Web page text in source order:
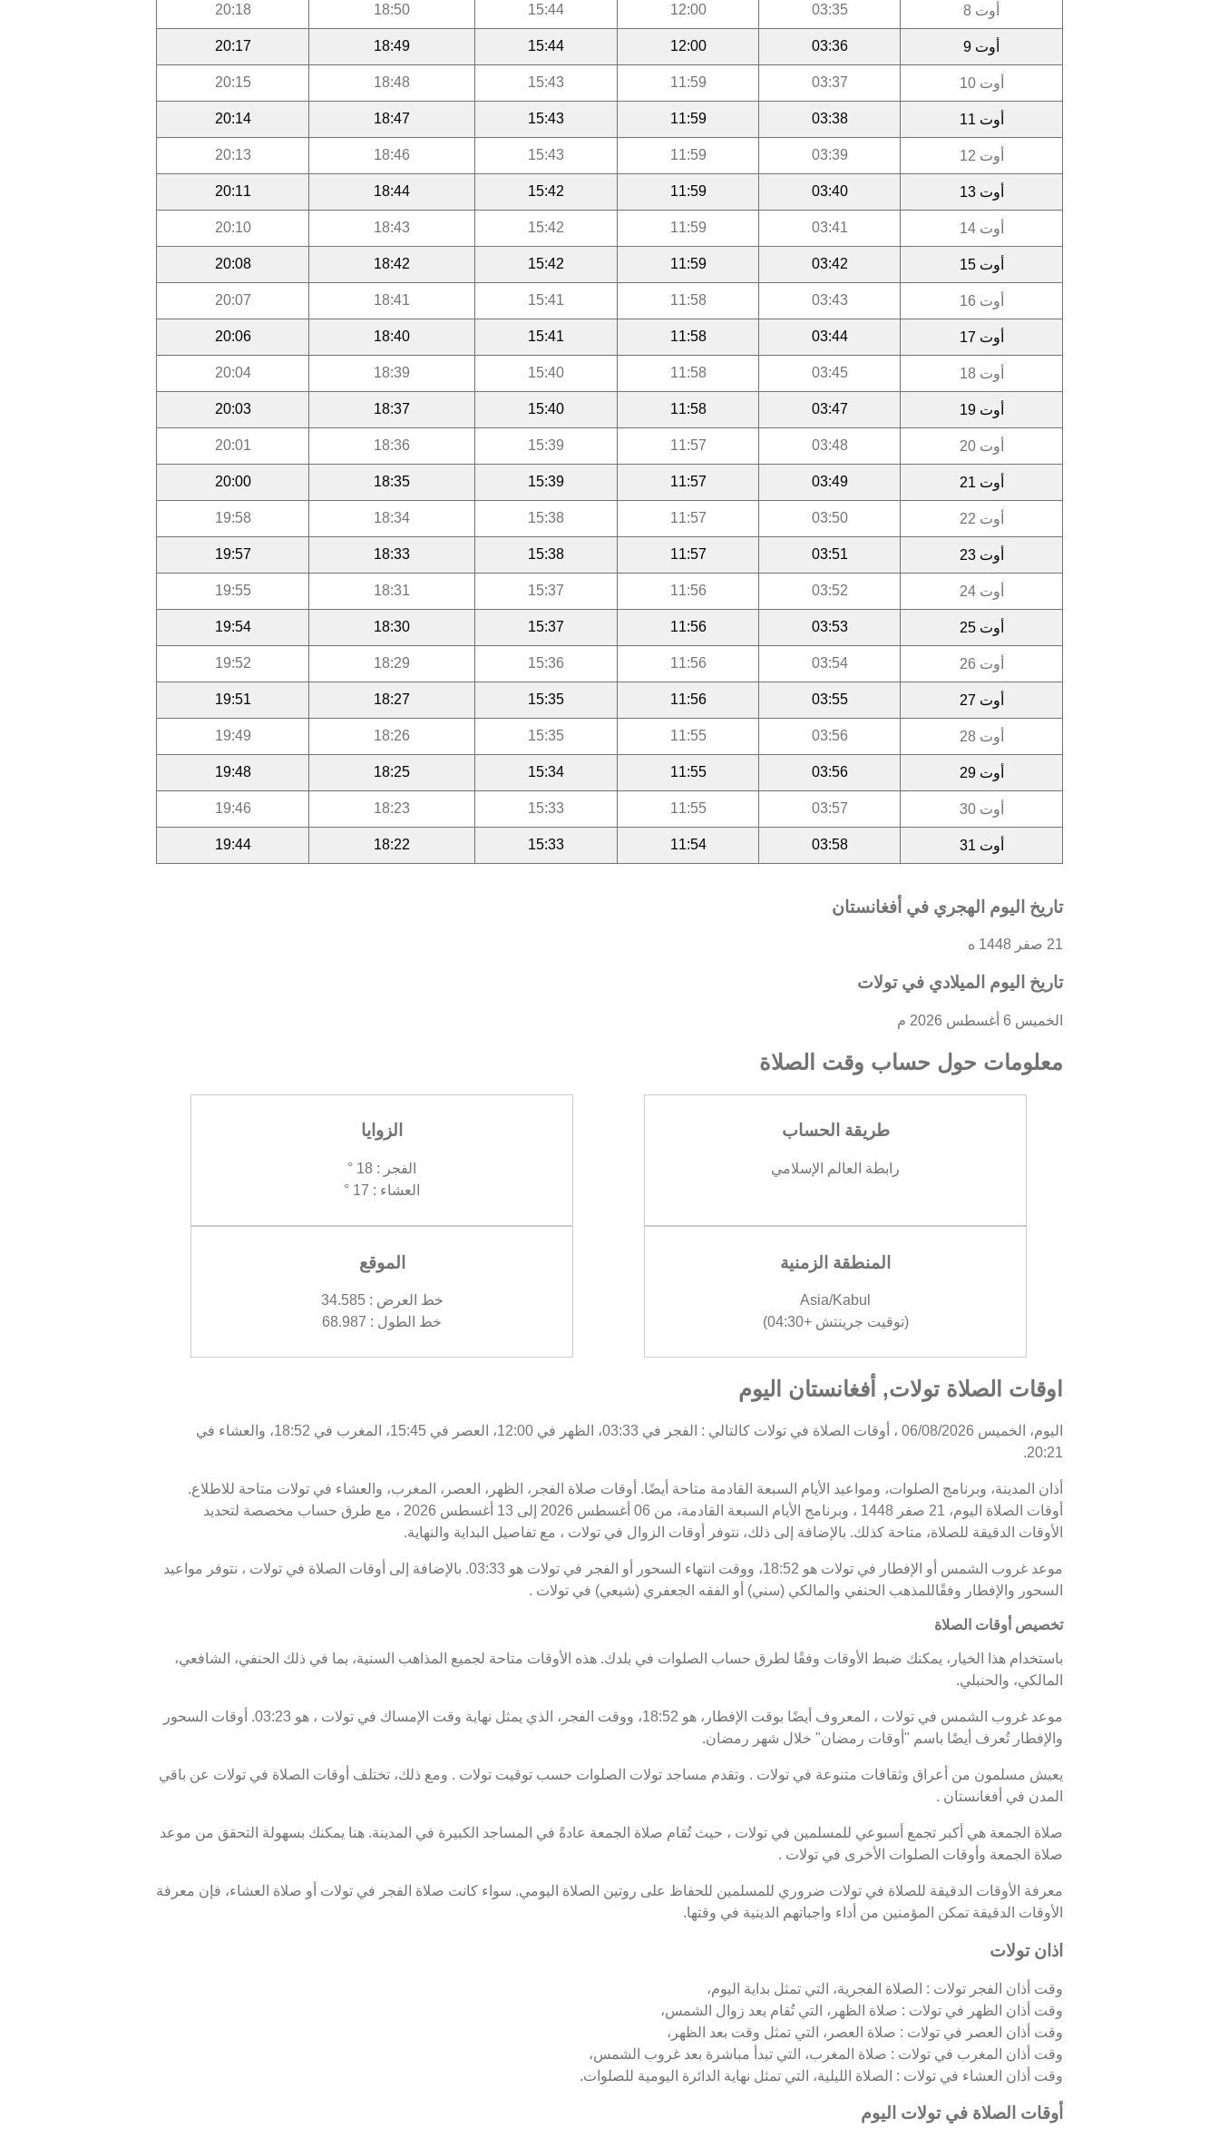
أوت 8 03:35
12:00
15:44
18:50
20:18
أوت 9 03:36
12:00
15:44
18:49
20:17
أوت 10 03:37
11:59
15:43
18:48
20:15
أوت 11 03:38
11:59
15:43
18:47
20:14
أوت 12 03:39
11:59
15:43
18:46
20:13
أوت 13 03:40
11:59
15:42
18:44
20:11
أوت 14 03:41
11:59
15:42
18:43
20:10
أوت 15 03:42
11:59
15:42
18:42
20:08
أوت 16 03:43
11:58
15:41
18:41
20:07
أوت 17 03:44
11:58
15:41
18:40
20:06
أوت 18 03:45
11:58
15:40
18:39
20:04
أوت 19 03:47
11:58
15:40
18:37
20:03
أوت 20 03:48
11:57
15:39
18:36
20:01
أوت 21 03:49
11:57
15:39
18:35
20:00
أوت 22 03:50
11:57
15:38
18:34
19:58
أوت 23 03:51
11:57
15:38
18:33
19:57
أوت 24 03:52
11:56
15:37
18:31
19:55
أوت 25 03:53
11:56
15:37
18:30
19:54
أوت 26 03:54
11:56
15:36
18:29
19:52
أوت 27 03:55
11:56
15:35
18:27
19:51
أوت 28 03:56
11:55
15:35
18:26
19:49
أوت 29 03:56
11:55
15:34
18:25
19:48
أوت 30 03:57
11:55
15:33
18:23
19:46
أوت 31 03:58
11:54
15:33
18:22
19:44
تاريخ اليوم الهجري في أفغانستان
21 صفر 1448 ه
تاريخ اليوم الميلادي في تولات
الخميس 6 أغسطس 2026 م
معلومات حول حساب وقت الصلاة
طريقة الحساب
رابطة العالم الإسلامي
الزوايا
الفجر : 18 °
العشاء : 17 °
المنطقة الزمنية
Asia/Kabul
(توقيت جرينتش +04:30)
الموقع
خط العرض : 34.585
خط الطول : 68.987
اوقات الصلاة تولات, أفغانستان اليوم
اليوم، الخميس 06/08/2026 ، أوقات الصلاة في تولات كالتالي : الفجر في 03:33، الظهر في 12:00، العصر في 15:45، المغرب في 18:52، والعشاء في
20:21.
أذان المدينة، وبرنامج الصلوات، ومواعيد الأيام السبعة القادمة متاحة أيضًا. أوقات صلاة الفجر، الظهر، العصر، المغرب، والعشاء في تولات متاحة للاطلاع.
أوقات الصلاة اليوم، 21 صفر 1448 ، وبرنامج الأيام السبعة القادمة، من 06 أغسطس 2026 إلى 13 أغسطس 2026 ، مع طرق حساب مخصصة لتحديد
الأوقات الدقيقة للصلاة، متاحة كذلك. بالإضافة إلى ذلك، نتوفر أوقات الزوال في تولات ، مع تفاصيل البداية والنهاية.
موعد غروب الشمس أو الإفطار في تولات هو 18:52، ووقت انتهاء السحور أو الفجر في تولات هو 03:33. بالإضافة إلى أوقات الصلاة في تولات ، نتوفر مواعيد
السحور والإفطار وفقًاللمذهب الحنفي والمالكي (سني) أو الفقه الجعفري (شيعي) في تولات .
تخصيص أوقات الصلاة
باستخدام هذا الخيار، يمكنك ضبط الأوقات وفقًا لطرق حساب الصلوات في بلدك. هذه الأوقات متاحة لجميع المذاهب السنية، بما في ذلك الحنفي، الشافعي،
المالكي، والحنبلي.
موعد غروب الشمس في تولات ، المعروف أيضًا بوقت الإفطار، هو 18:52، ووقت الفجر، الذي يمثل نهاية وقت الإمساك في تولات ، هو 03:23. أوقات السحور
والإفطار تُعرف أيضًا باسم "أوقات رمضان" خلال شهر رمضان.
يعيش مسلمون من أعراق وثقافات متنوعة في تولات . وتقدم مساجد تولات الصلوات حسب توقيت تولات . ومع ذلك، تختلف أوقات الصلاة في تولات عن باقي
المدن في أفغانستان .
صلاة الجمعة هي أكبر تجمع أسبوعي للمسلمين في تولات ، حيث تُقام صلاة الجمعة عادةً في المساجد الكبيرة في المدينة. هنا يمكنك بسهولة التحقق من موعد
صلاة الجمعة وأوقات الصلوات الأخرى في تولات .
معرفة الأوقات الدقيقة للصلاة في تولات ضروري للمسلمين للحفاظ على روتين الصلاة اليومي. سواء كانت صلاة الفجر في تولات أو صلاة العشاء، فإن معرفة
الأوقات الدقيقة تمكن المؤمنين من أداء واجباتهم الدينية في وقتها.
اذان تولات
وقت أذان الفجر تولات : الصلاة الفجرية، التي تمثل بداية اليوم،
وقت أذان الظهر في تولات : صلاة الظهر، التي تُقام بعد زوال الشمس،
وقت أذان العصر في تولات : صلاة العصر، التي تمثل وقت بعد الظهر،
وقت أذان المغرب في تولات : صلاة المغرب، التي تبدأ مباشرة بعد غروب الشمس،
وقت أذان العشاء في تولات : الصلاة الليلية، التي تمثل نهاية الدائرة اليومية للصلوات.
أوقات الصلاة في تولات اليوم